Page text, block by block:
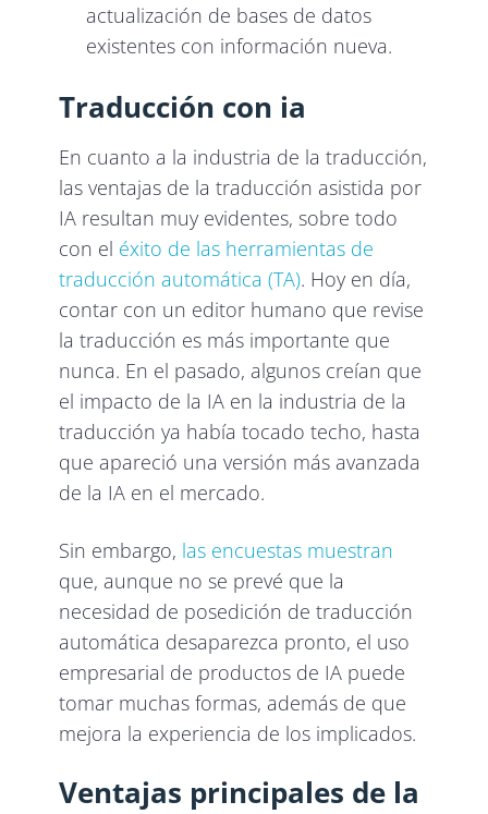
actualización de bases de datos
existentes con información nueva.
Traducción con ia
En cuanto a la industria de la traducción,
las ventajas de la traducción asistida por
IA resultan muy evidentes, sobre todo
con el éxito de las herramientas de
traducción automática (TA). Hoy en día,
contar con un editor humano que revise
la traducción es más importante que
nunca. En el pasado, algunos creían que
el impacto de la IA en la industria de la
traducción ya había tocado techo, hasta
que apareció una versión más avanzada
de la IA en el mercado.
Sin embargo, las encuestas muestran
que, aunque no se prevé que la
necesidad de posedición de traducción
automática desaparezca pronto, el uso
empresarial de productos de IA puede
tomar muchas formas, además de que
mejora la experiencia de los implicados.
Ventajas principales de la